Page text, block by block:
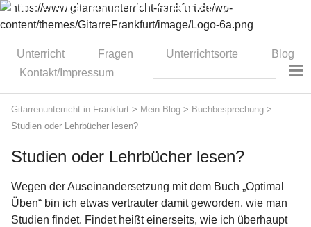
Dipl.-Gitarrenlehrer Stephan Zitzmann
Unterricht Fragen Unterrichtsorte
Blog
Kontakt/Impressum
≡
Gitarrenunterricht in Frankfurt > Mein Blog > Buchbesprechung >
Studien oder Lehrbücher lesen?
Studien oder Lehrbücher lesen?
Wegen der Auseinandersetzung mit dem Buch „Optimal
Üben“ bin ich etwas vertrauter damit geworden, wie man
Studien findet. Findet heißt einerseits, wie ich überhaupt